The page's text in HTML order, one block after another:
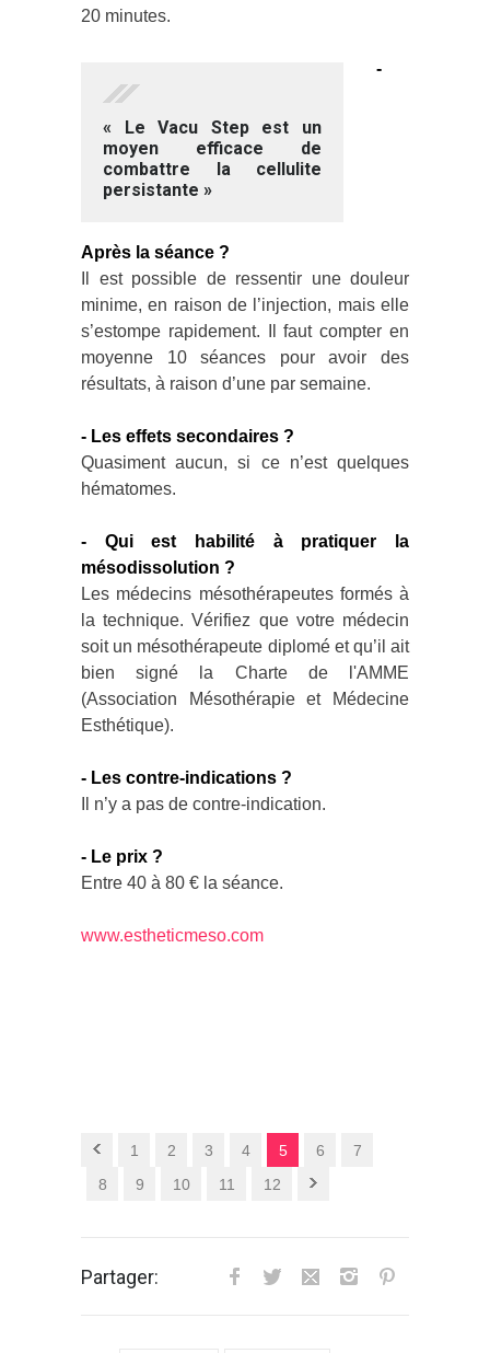
20 minutes.
« Le Vacu Step est un
moyen efficace de
combattre la cellulite
persistante »
-
Après la séance ?
Il est possible de ressentir une douleur
minime, en raison de l’injection, mais elle
s’estompe rapidement. Il faut compter en
moyenne 10 séances pour avoir des
résultats, à raison d’une par semaine.
- Les effets secondaires ?
Quasiment aucun, si ce n’est quelques
hématomes.
- Qui est habilité à pratiquer la
mésodissolution ?
Les médecins mésothérapeutes formés à
la technique. Vérifiez que votre médecin
soit un mésothérapeute diplomé et qu’il ait
bien signé la Charte de l'AMME
(Association Mésothérapie et Médecine
Esthétique).
- Les contre-indications ?
Il n’y a pas de contre-indication.
- Le prix ?
Entre 40 à 80 € la séance.
www.estheticmeso.com
1 2 3 4 5 6
7
8
9 10 11 12
Partager: